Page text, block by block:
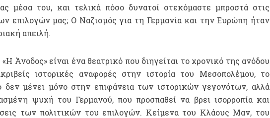
μέσα του, και τελικά πόσο δυνατοί στεκόμαστε μπροστά στις
επιλογών μας; Ο Ναζισμός για τη Γερμανία και την Ευρώπη ήταν
απειλή.
Άνοδος» είναι ένα θεατρικό που διηγείται το χρονικό της ανόδου
ιστορικές αναφορές στην ιστορία του Μεσοπολέμου, το
δεν μένει μόνο στην επιφάνεια των ιστορικών γεγονότων, αλλά
ψυχή του Γερμανού, που προσπαθεί να βρει ισορροπία και
των πολιτικών του επιλογών. Κείμενα του Κλάους Μαν, του